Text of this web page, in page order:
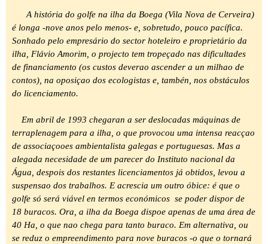
A história do golfe na ilha da Boega (Vila Nova de Cerveira)
é longa -nove anos pelo menos- e, sobretudo, pouco pacífica.
Sonhado pelo empresário do sector hoteleiro e proprietário da
ilha, Flávio Amorim, o projecto tem tropeçado nas dificultades
de financiamento (os custos deverao ascender a un milhao de
contos), na oposiçao dos ecologistas e, tambén, nos obstáculos
do licenciamento.
Em abril de 1993 chegaran a ser deslocadas máquinas de
terraplenagem para a ilha, o que provocou uma intensa reacçao
de associaçooes ambientalista galegas e portuguesas. Mas a
alegada necesidade de um parecer do Instituto nacional da
Água, despois dos restantes licenciamentos já obtidos, levou a
suspensao dos trabalhos. E acrescia um outro óbice: é que o
golfe só será viável en termos económicos se poder dispor de
18 buracos. Ora, a ilha da Boega dispoe apenas de uma área de
40 Ha, o que nao chega para tanto buraco. Em alternativa, ou
se reduz o empreendimento para nove buracos -o que o tornará